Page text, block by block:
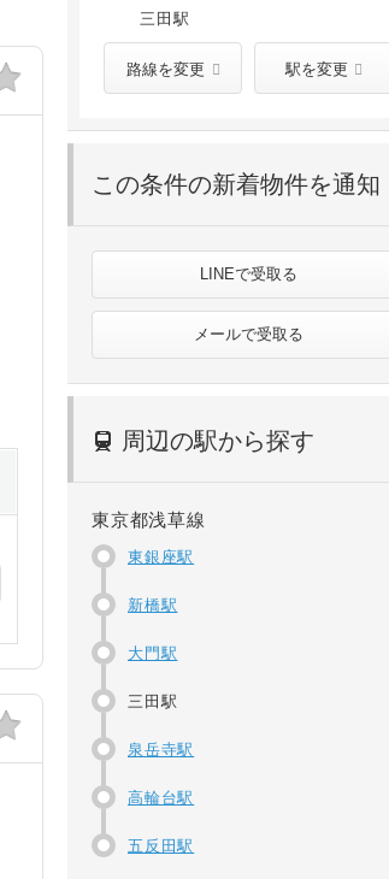
三田駅
路線を変更 駅を変更
この条件の新着物件を通知
LINEで受取る
メールで受取る
周辺の駅から探す
東京都浅草線
東銀座駅
新橋駅
大門駅
三田駅
泉岳寺駅
高輪台駅
五反田駅